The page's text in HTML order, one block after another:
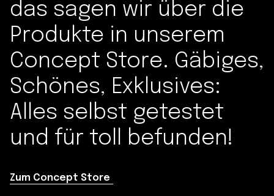
das sagen wir über die
Produkte in unserem
Concept Store. Gäbiges,
Schönes, Exklusives:
Alles selbst getestet
und für toll befunden!
Zum Concept Store